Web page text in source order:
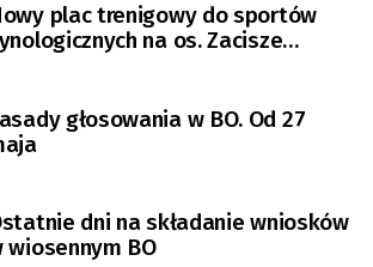
plac trenigowy do sportów
na os. Zacisze
głosowania w BO. Od 27
dni na składanie wniosków
wiosennym BO